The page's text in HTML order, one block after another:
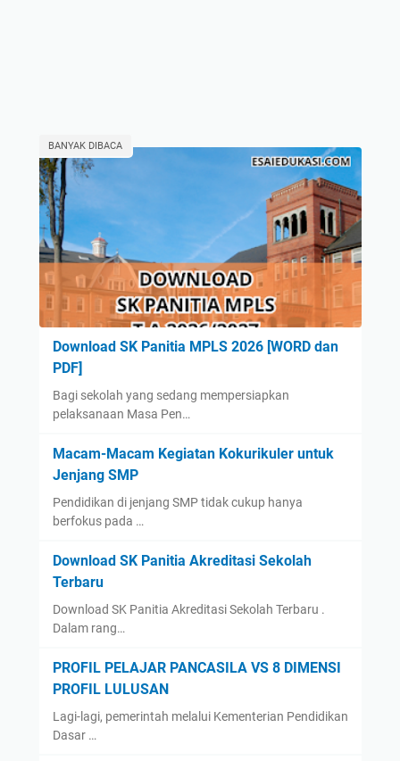
BANYAK DIBACA
Download SK Panitia MPLS 2026 [WORD dan
PDF]
Bagi sekolah yang sedang mempersiapkan
pelaksanaan Masa Pen…
Macam-Macam Kegiatan Kokurikuler untuk
Jenjang SMP
Pendidikan di jenjang SMP tidak cukup hanya
berfokus pada …
Download SK Panitia Akreditasi Sekolah
Terbaru
Download SK Panitia Akreditasi Sekolah Terbaru .
Dalam rang…
PROFIL PELAJAR PANCASILA VS 8 DIMENSI
PROFIL LULUSAN
Lagi-lagi, pemerintah melalui Kementerian Pendidikan
Dasar …